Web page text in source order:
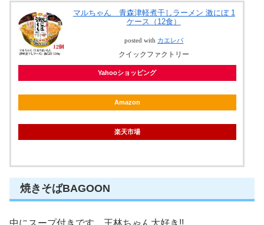
マルちゃん 青森津軽煮干しラーメン 激にぼ 1
ケース（12食）
posted with カエレバ
クイックファクトリー
Yahooショッピング
Amazon
楽天市場
焼きそばBAGOON
中にスープ付きです。王林ちゃん大好き!!